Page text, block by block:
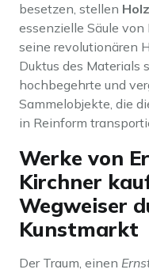
besetzen, stellen
essenzielle Säule von
seine revolutionären
Duktus des Materials
hochbegehrte und
Sammelobjekte, die
in Reinform
Werke von
Kirchner
Wegweiser
Kunstmarkt
Der Traum, einen